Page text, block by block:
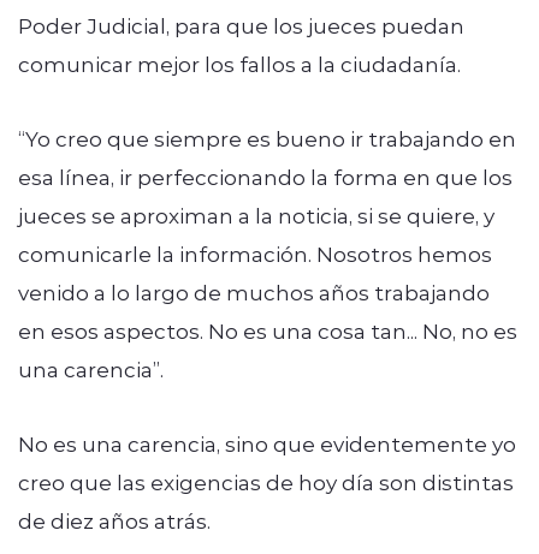
Poder Judicial, para que los jueces puedan
comunicar mejor los fallos a la ciudadanía.
“Yo creo que siempre es bueno ir trabajando en
esa línea, ir perfeccionando la forma en que los
jueces se aproximan a la noticia, si se quiere, y
comunicarle la información. Nosotros hemos
venido a lo largo de muchos años trabajando
en esos aspectos. No es una cosa tan... No, no es
una carencia”.
No es una carencia, sino que evidentemente yo
creo que las exigencias de hoy día son distintas
de diez años atrás.